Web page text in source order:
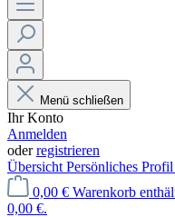
Menü schließen
Ihr Konto
Anmelden
oderregistrieren
Übersicht Persönliches Profil
0,00 € Warenkorb
0,00 €.